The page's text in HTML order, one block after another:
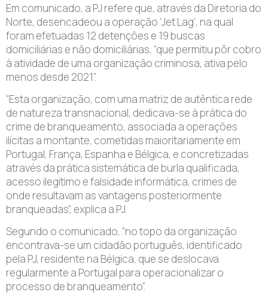
Em comunicado, a PJ refere que, através da Diretoria do
Norte, desencadeou a operação ‘Jet Lag’, na qual
foram efetuadas 12 detenções e 19 buscas
domiciliárias e não domiciliárias, “que permitiu pôr cobro
à atividade de uma organização criminosa, ativa pelo
menos desde 2021”.
“Esta organização, com uma matriz de autêntica rede
de natureza transnacional, dedicava-se à prática do
crime de branqueamento, associada a operações
ilícitas a montante, cometidas maioritariamente em
Portugal, França, Espanha e Bélgica, e concretizadas
através da prática sistemática de burla qualificada,
acesso ilegítimo e falsidade informática, crimes de
onde resultavam as vantagens posteriormente
branqueadas”, explica a PJ.
Segundo o comunicado, “no topo da organização
encontrava-se um cidadão português, identificado
pela PJ, residente na Bélgica, que se deslocava
regularmente a Portugal para operacionalizar o
processo de branqueamento”.